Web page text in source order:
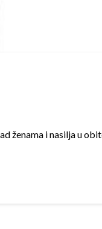
ženama i nasilja u